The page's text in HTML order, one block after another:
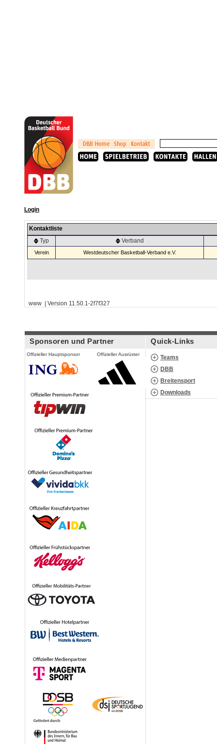
Login
Kontaktliste
Typ
Verband
Verein Westdeutscher Basketball-Verband e.V.
www | Version 11.50.1-2f7f327
Sponsoren und Partner
Offizieller Hauptsponsor Offizieller Ausrüster
Quick-Links
Teams
DBB
Breitensport
Downloads